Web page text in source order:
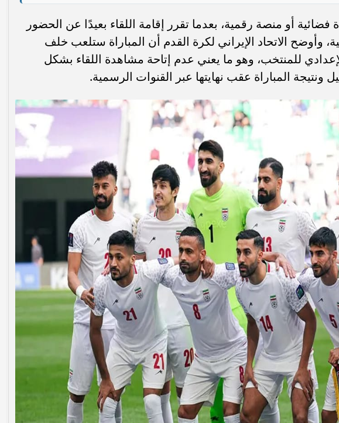
فضائية أو منصة رقمية، بعدما تقرر إقامة اللقاء بعيدًا عن الحضور
وأوضح الاتحاد الإيراني لكرة القدم أن المباراة ستلعب خلف
للمنتخب، وهو ما يعني عدم إتاحة مشاهدة اللقاء بشكل
ونتيجة المباراة عقب نهايتها عبر القنوات الرسمية.